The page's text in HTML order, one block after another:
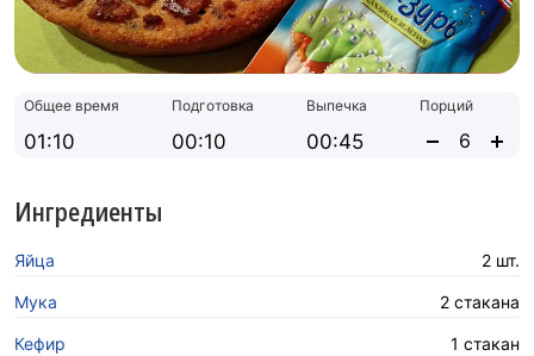
Общее время
01:10
Подготовка
00:10
Выпечка
00:45
Порций
Ингредиенты
Яйца 2 шт.
Мука 2 стакана
Кефир 1 стакан